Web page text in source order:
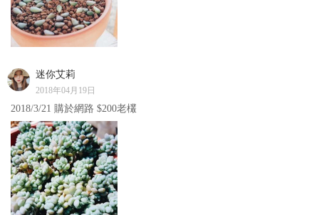
迷你艾莉
2018年04月19日
2018/3/21 購於網路 $200老欉